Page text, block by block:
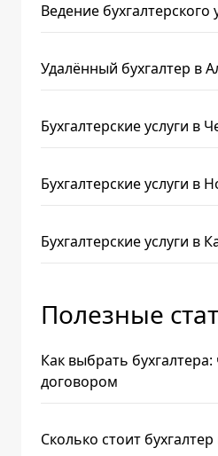
Ведение бухгалтерского
Удалённый бухгалтер в
Бухгалтерские услуги в
Бухгалтерские услуги в
Бухгалтерские услуги в
Полезные
Как выбрать
договором
Сколько стоит бухгалтер